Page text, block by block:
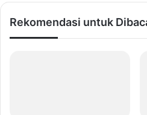
Rekomendasi untuk